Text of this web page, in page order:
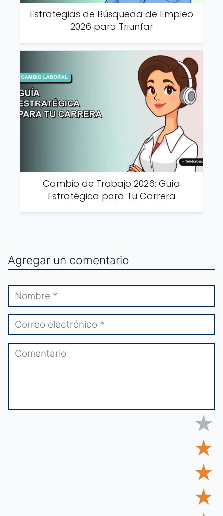
Estrategias de Búsqueda de Empleo
2026 para Triunfar
Cambio de Trabajo 2026: Guía
Estratégica para Tu Carrera
Agregar un comentario
★
★
★
★